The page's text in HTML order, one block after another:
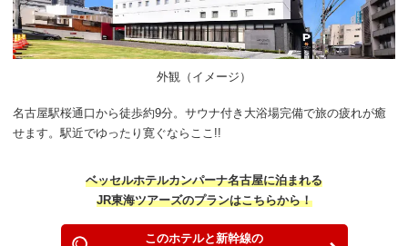
外観（イメージ）
名古屋駅桜通口から徒歩約9分。サウナ付き大浴場完備で旅の疲れが癒
せます。駅近でゆったり寛ぐならここ!!
ベッセルホテルカンパーナ名古屋に泊まれる
JR東海ツアーズのプランはこちらから！
このホテルと新幹線の